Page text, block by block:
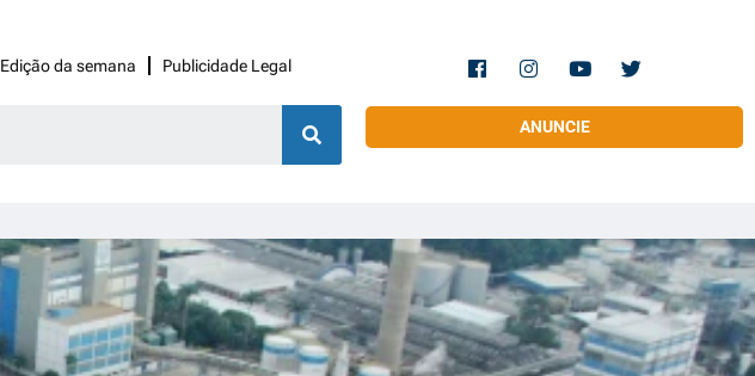
Edição da semana Publicidade Legal
ANUNCIE